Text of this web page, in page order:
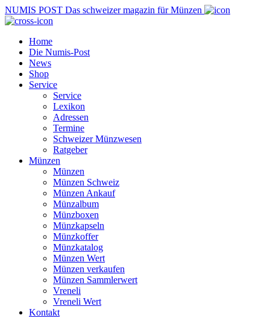
NUMIS POST Das schweizer magazin für Münzen
Home
Die Numis-Post
News
Shop
Service
Service
Lexikon
Adressen
Termine
Schweizer Münzwesen
Ratgeber
Münzen
Münzen
Münzen Schweiz
Münzen Ankauf
Münzalbum
Münzboxen
Münzkapseln
Münzkoffer
Münzkatalog
Münzen Wert
Münzen verkaufen
Münzen Sammlerwert
Vreneli
Vreneli Wert
Kontakt